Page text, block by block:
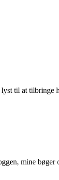
til at tilbringe
mine bøger